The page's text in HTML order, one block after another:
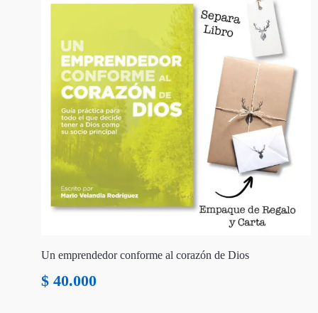
Un emprendedor conforme al corazón de Dios
$ 40.000